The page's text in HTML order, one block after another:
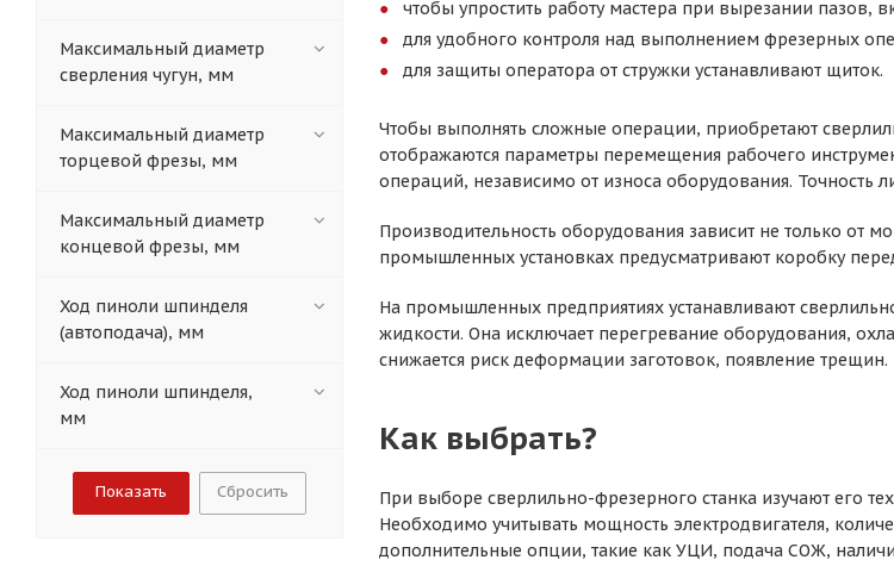
чтобы упростить работу мастера при вырезании пазов,
для удобного контроля над выполнением фрезерных
для защиты оператора от стружки устанавливают щиток.
Чтобы выполнять сложные операции, приобретают
отображаются параметры перемещения рабочего
операций, независимо от износа оборудования. Точность
Производительность оборудования зависит не только от
промышленных установках предусматривают коробку
На промышленных предприятиях устанавливают
жидкости. Она исключает перегревание оборудования,
снижается риск деформации заготовок, появление трещин.
Как выбрать?
При выборе сверлильно-фрезерного станка изучают его
Необходимо учитывать мощность электродвигателя,
дополнительные опции, такие как УЦИ, подача СОЖ,
Максимальный диаметр
сверления чугун, мм
Максимальный диаметр
торцевой фрезы, мм
Максимальный диаметр
концевой фрезы, мм
Ход пиноли шпинделя
(автоподача), мм
Ход пиноли шпинделя,
мм
Сбросить